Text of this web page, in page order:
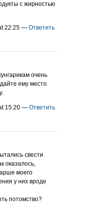
с жирностью
22:25 — Ответить
очень
ему место
15:20 — Ответить
свести
оказалось,
моего
у них вроде
потомство?